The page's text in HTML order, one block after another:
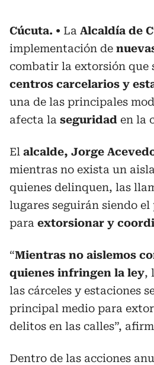
Cúcuta. La Alcaldía de
implementación de
combatir la extorsión que
centros carcelarios y
una de las principales
afecta la seguridad en la
El alcalde, Jorge
mientras no exista un
quienes delinquen, las
lugares seguirán siendo
para extorsionar y
“Mientras no aislemos
quienes infringen la ley,
las cárceles y estaciones
principal medio para
delitos en las calles”,
Dentro de las acciones